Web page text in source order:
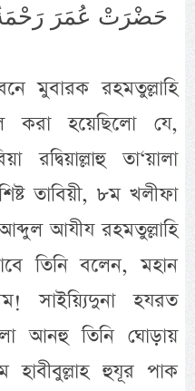
حَضْرَتْ عُمَرَ رَحْمَةُ
মুবারক রহমতুল্লাহি
করা হয়েছিলো যে,
তা‘য়ালা
তাবিয়ী, ৮ম খলীফা
আযীয রহমতুল্লাহি
তিনি বলেন, মহান
সাইয়্যিদুনা হযরত
আনহু তিনি ঘোড়ায়
হুযূর পাক